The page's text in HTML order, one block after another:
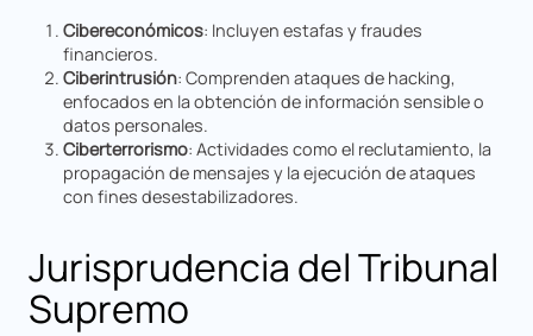
Cibereconómicos: Incluyen estafas y fraudes
financieros.
Ciberintrusión: Comprenden ataques de hacking,
enfocados en la obtención de información sensible o
datos personales.
Ciberterrorismo: Actividades como el reclutamiento, la
propagación de mensajes y la ejecución de ataques
con fines desestabilizadores.
Jurisprudencia del Tribunal
Supremo